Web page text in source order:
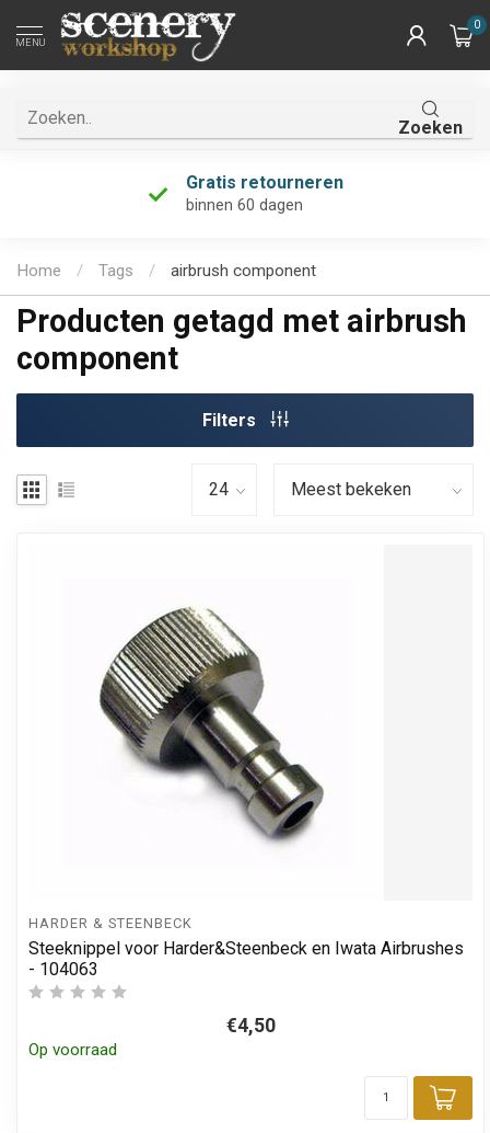
MENU
0
Zoeken
Gratis retourneren
binnen 60 dagen
Home / Tags / airbrush component
Producten getagd met airbrush
component
Filters
HARDER & STEENBECK
Steeknippel voor Harder&Steenbeck en Iwata Airbrushes
- 104063
€4,50
Op voorraad